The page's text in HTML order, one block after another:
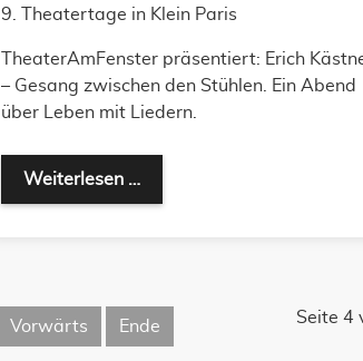
9. Theatertage in Klein Paris
TheaterAmFenster präsentiert: Erich
– Gesang zwischen den Stühlen. Ein Abend
über Leben mit Liedern.
Weiterlesen …
Seite 4
Vorwärts Ende